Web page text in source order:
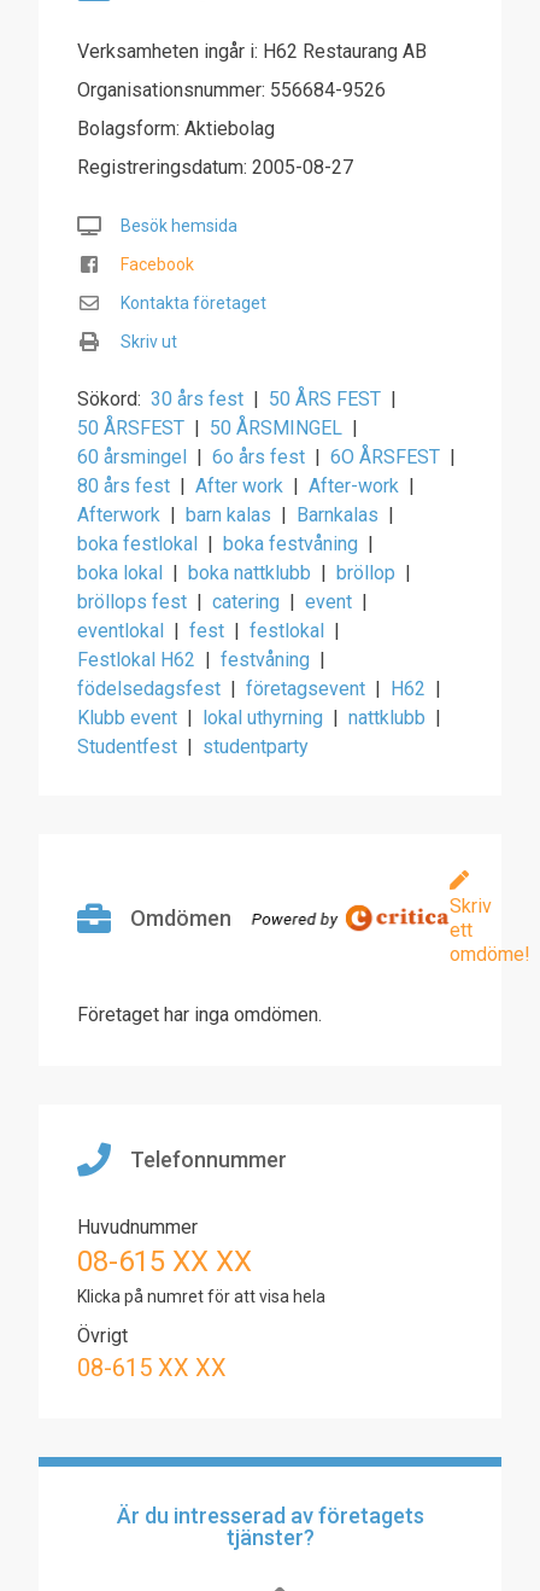
Verksamheten ingår i: H62 Restaurang AB
Organisationsnummer: 556684-9526
Bolagsform: Aktiebolag
Registreringsdatum: 2005-08-27
Besök hemsida
Facebook
Kontakta företaget
Skriv ut
Sökord: 30 års fest | 50 ÅRS FEST |
50 ÅRSFEST | 50 ÅRSMINGEL |
60 årsmingel | 6o års fest | 6O ÅRSFEST |
80 års fest | After work | After-work |
Afterwork | barn kalas | Barnkalas |
boka festlokal | boka festvåning |
boka lokal | boka nattklubb | bröllop |
bröllops fest | catering | event |
eventlokal | fest | festlokal |
Festlokal H62 | festvåning |
födelsedagsfest | företagsevent | H62 |
Klubb event | lokal uthyrning | nattklubb |
Studentfest | studentparty
Omdömen
Skriv
ett
omdöme!
Företaget har inga omdömen.
Telefonnummer
Huvudnummer
08-615 XX XX
Klicka på numret för att visa hela
Övrigt
08-615 XX XX
Är du intresserad av företagets
tjänster?